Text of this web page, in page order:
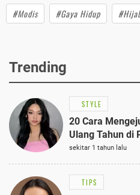
#Modis
#Gaya Hidup
Trending
STYLE
20 Cara
Ulang Tahun di
Anggun dengan
sekitar 1 tahun lalu
TIPS